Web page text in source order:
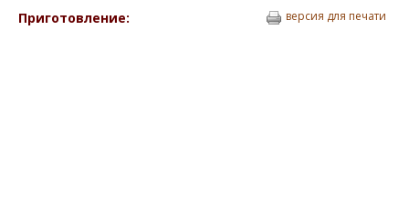
Приготовление: версия для печати